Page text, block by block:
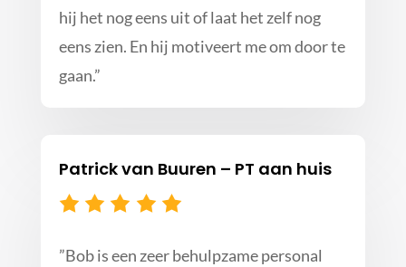
hij het nog eens uit of laat het zelf nog
eens zien. En hij motiveert me om door te
gaan.”
Patrick van Buuren – PT aan huis
”Bob is een zeer behulpzame personal